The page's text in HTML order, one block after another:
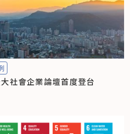
社會企業論壇首度登台